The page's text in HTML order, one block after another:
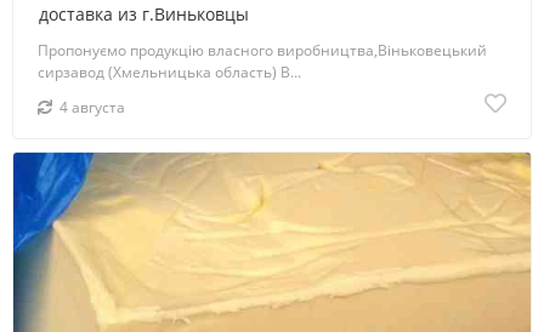
доставка из г.Виньковцы
Пропонуємо продукцію власного виробництва,Віньковецький
сирзавод (Хмельницька область) В...
4 августа